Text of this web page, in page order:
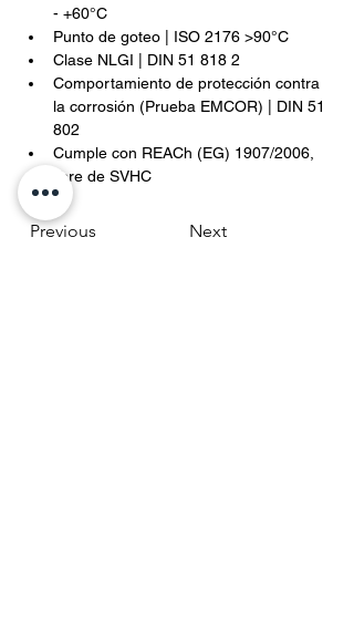
- +60°C
Punto de goteo | ISO 2176 >90°C
Clase NLGI | DIN 51 818 2
Comportamiento de protección contra
la corrosión (Prueba EMCOR) | DIN 51
802
Cumple con REACh (EG) 1907/2006,
libre de SVHC
Next
Previous